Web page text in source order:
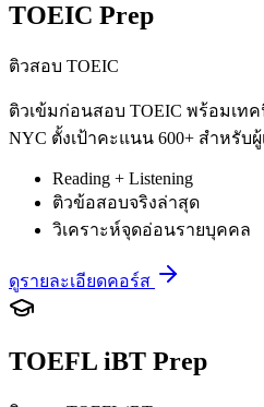
TOEIC Prep
ติวสอบ TOEIC
ติวเข้มก่อนสอบ TOEIC พร้อมเท
NYC ตั้งเป้าคะแนน 600+ สำหรับ
Reading + Listening
ติวข้อสอบจริงล่าสุด
วิเคราะห์จุดอ่อนรายบุคคล
ดูรายละเอียดคอร์ส
TOEFL iBT Prep